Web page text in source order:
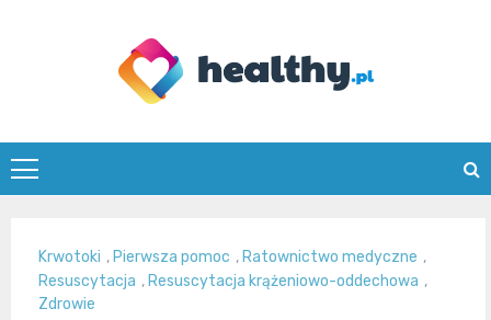
healthy.pl
Krwotoki ,Pierwsza pomoc ,Ratownictwo medyczne ,
Resuscytacja , Resuscytacja krążeniowo-oddechowa ,
Zdrowie